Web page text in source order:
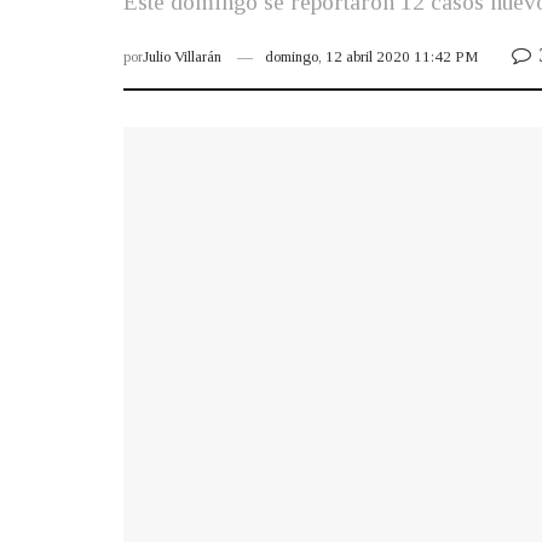
porJulio Villarán domingo, 12 abril 2020 11:42 PM